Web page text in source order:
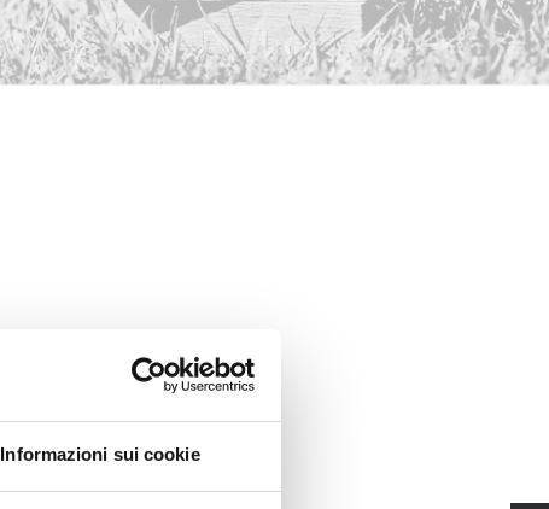
Informazioni sui cookie